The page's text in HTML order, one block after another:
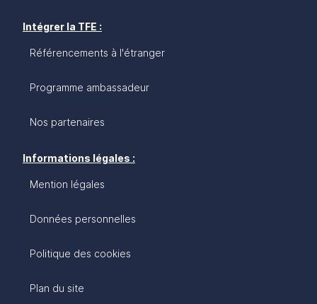
Intégrer la TFE :
Référencements à l'étranger
Programme ambassadeur
Nos partenaires
Informations légales :
Mention légales
Données personnelles
Politique des cookies
Plan du site